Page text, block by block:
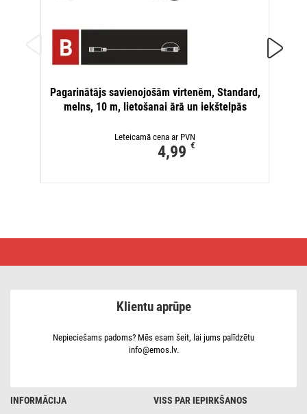
Pagarinātājs savienojošām virtenēm, Standard,
melns, 10 m, lietošanai ārā un iekštelpās
Leteicamā cena ar PVN
4,99 €
INFORMĀCIJA VISS PAR IEPIRKŠANOS
Klientu aprūpe
Nepieciešams padoms? Mēs esam šeit, lai jums palīdzētu
info@emos.lv.